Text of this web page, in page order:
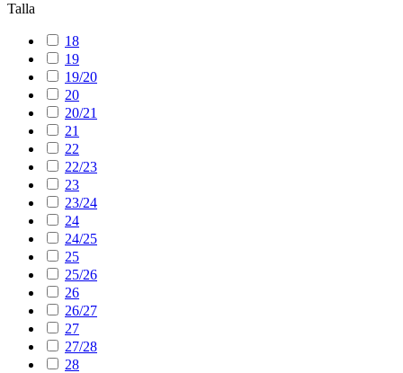
Talla
18
19
19/20
20
20/21
21
22
22/23
23
23/24
24
24/25
25
25/26
26
26/27
27
27/28
28